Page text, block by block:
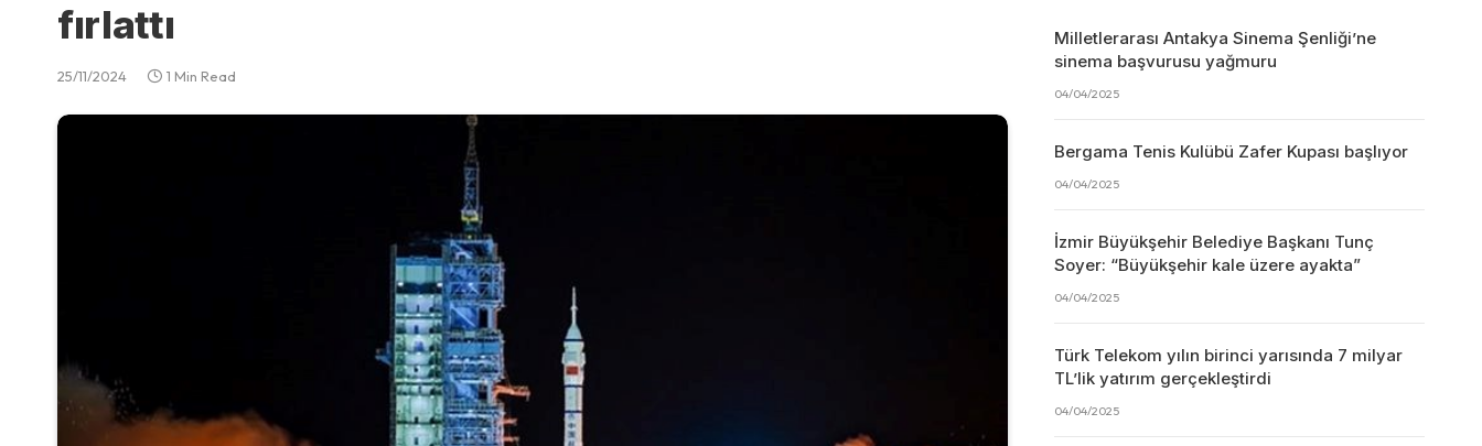
fırlattı
25/11/2024 1 Min Read
Milletlerarası Antakya Sinema Şenliği’ne
sinema başvurusu yağmuru
04/04/2025
Bergama Tenis Kulübü Zafer Kupası başlıyor
04/04/2025
İzmir Büyükşehir Belediye Başkanı Tunç
Soyer: “Büyükşehir kale üzere ayakta”
04/04/2025
Türk Telekom yılın birinci yarısında 7 milyar
TL’lik yatırım gerçekleştirdi
04/04/2025